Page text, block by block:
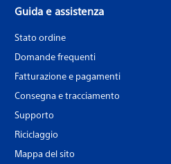
Guida e assistenza
Stato ordine
Domande frequenti
Fatturazione e pagamenti
Consegna e tracciamento
Supporto
Riciclaggio
Mappa del sito